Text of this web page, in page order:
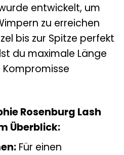
entwickelt, um
zu erreichen
bis zur Spitze perfekt
du maximale Länge
Rosenburg Lash
Überblick:
Für einen